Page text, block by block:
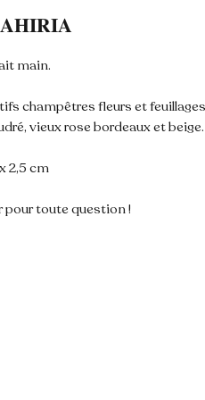
main.
champêtres fleurs et
vieux rose bordeaux et beige.
2,5 cm
pour toute question !